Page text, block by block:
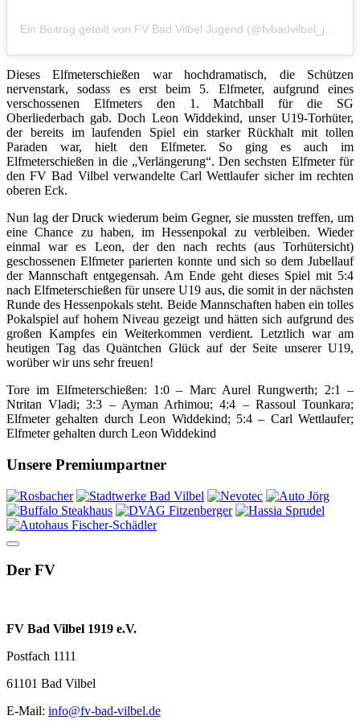
Ein Beitrag geteilt von FV Bad Vilbel Jugend (@fvbadvilbel_junioren)
Dieses Elfmeterschießen war hochdramatisch, die Schützen
nervenstark, sodass es erst beim 5. Elfmeter, aufgrund eines
verschossenen Elfmeters den 1. Matchball für die SG
Oberliederbach gab. Doch Leon Widdekind, unser U19-Torhüter,
der bereits im laufenden Spiel ein starker Rückhalt mit tollen
Paraden war, hielt den Elfmeter. So ging es auch im
Elfmeterschießen in die „Verlängerung“. Den sechsten Elfmeter für
den FV Bad Vilbel verwandelte Carl Wettlaufer sicher im rechten
oberen Eck.
Nun lag der Druck wiederum beim Gegner, sie mussten treffen, um
eine Chance zu haben, im Hessenpokal zu verbleiben. Wieder
einmal war es Leon, der den nach rechts (aus Torhütersicht)
geschossenen Elfmeter parierten konnte und sich so dem Jubellauf
der Mannschaft entgegensah. Am Ende geht dieses Spiel mit 5:4
nach Elfmeterschießen für unsere U19 aus, die somit in der nächsten
Runde des Hessenpokals steht. Beide Mannschaften haben ein tolles
Pokalspiel auf hohem Niveau gezeigt und hätten sich aufgrund des
großen Kampfes ein Weiterkommen verdient. Letztlich war am
heutigen Tag das Quäntchen Glück auf der Seite unserer U19,
worüber wir uns sehr freuen!
Tore im Elfmeterschießen: 1:0 – Marc Aurel Rungwerth; 2:1 –
Ntritan Vladi; 3:3 – Ayman Arhimou; 4:4 – Rassoul Tounkara;
Elfmeter gehalten durch Leon Widdekind; 5:4 – Carl Wettlaufer;
Elfmeter gehalten durch Leon Widdekind
Unsere Premiumpartner
Der FV
FV Bad Vilbel 1919 e.V.
Postfach 1111
61101 Bad Vilbel
E-Mail: info@fv-bad-vilbel.de